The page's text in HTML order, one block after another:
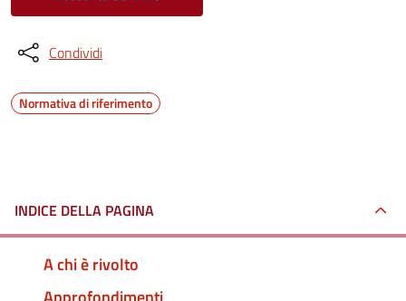
Condividi
Normativa di riferimento
INDICE DELLA PAGINA
A chi è rivolto